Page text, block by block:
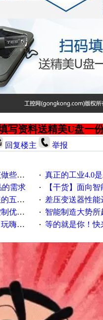
写资料送精美U盘一
回复楼主 举报
什么 · 真正的工业4.0
的需求 · 【干货】面向
障碍 · 差压变送器性能达
缺点 · 智能制造大势所趋
日！ · 等的就是你！快来